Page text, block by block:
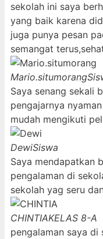
sekolah ini saya
yang baik karena
juga punya pesan
semangat
Mario.situmorang
Saya senang sekali
pengajarnya
mudah mengikuti
DewiSiswa
Saya mendapatkan
pengalaman di
sekolah yag seru
CHINTIAKELAS 8-A
pengalaman saya di